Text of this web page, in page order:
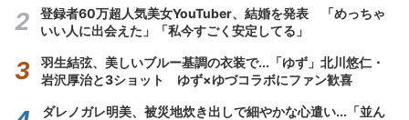
登録者60万超人気美女YouTuber、結婚を発表 「めっちゃ
いい人に出会えた」「私今すごく安定してる」
羽生結弦、美しいブルー基調の衣装で...「ゆず」北川悠仁・
岩沢厚治と3ショット ゆず×ゆづコラボにファン歓喜
ダレノガレ明美、被災地炊き出しで細やかな心遣い...「並ん